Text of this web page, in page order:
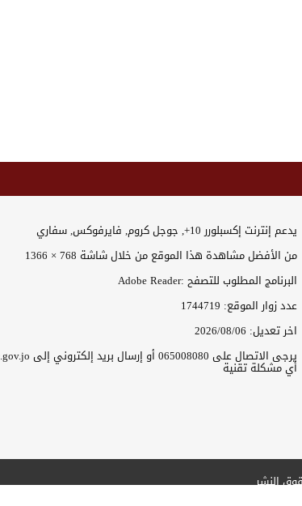
يدعم إنترنت إكسبلورر 10+, جوجل كروم, فايرفوكس, سفاري
من الأفضل مشاهدة هذا الموقع من خلال شاشة 768 × 1366
البرنامج المطلوب للتصفح :Adobe Reader
عدد زوار الموقع: 1744719
اخر تعديل: 2026/08/06
أي مشكلة تقنية
النشر